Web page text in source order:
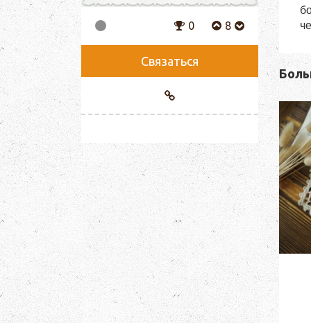
0 8
Связаться